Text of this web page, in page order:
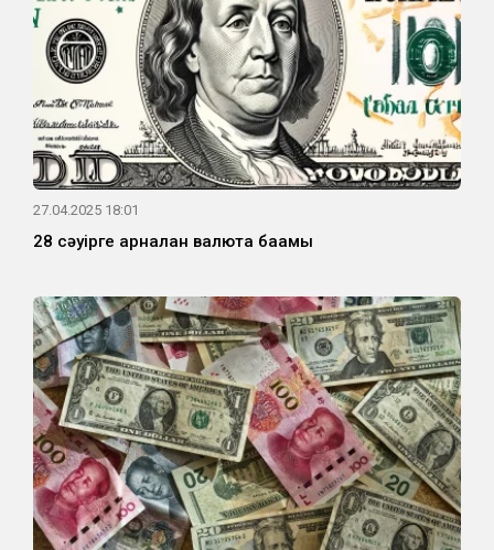
27.04.2025 18:01
28 сәуірге арналған валюта бағамы